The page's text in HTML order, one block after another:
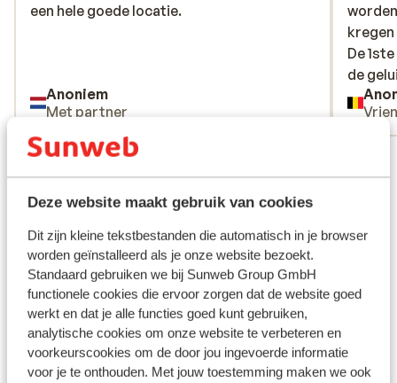
Deze website maakt gebruik van cookies
Dit zijn kleine tekstbestanden die automatisch in je browser
worden geïnstalleerd als je onze website bezoekt.
Standaard gebruiken we bij Sunweb Group GmbH
functionele cookies die ervoor zorgen dat de website goed
werkt en dat je alle functies goed kunt gebruiken,
analytische cookies om onze website te verbeteren en
voorkeurscookies om de door jou ingevoerde informatie
voor je te onthouden. Met jouw toestemming maken we ook
een hele goede locatie.
een hele goede locatie.
Anoniem
Met partner
De
de
maar
zowel
leuke
De
de
Bekijk alle 11 ervaringen
Andere accommodaties in Rhodos
Hotel Cabu - adults only
Hotel Casa Cook - adults only
Hotel Moscha - adults only